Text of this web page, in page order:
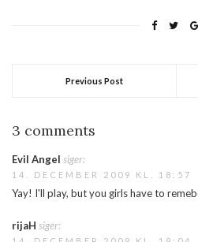
Previous Post
3 comments
Evil Angel siger:
14. DECEMBER 2009 KL. 18:57
Yay! I'll play, but you girls have to
rijaH siger: